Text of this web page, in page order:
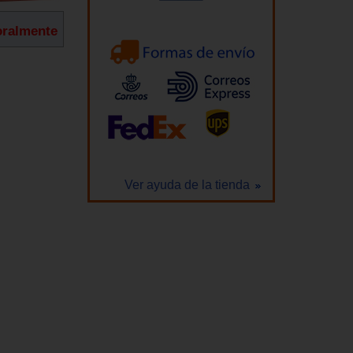
Ver ayuda de la tienda